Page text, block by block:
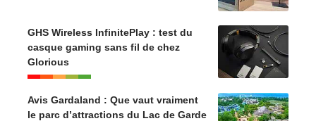
GHS Wireless InfinitePlay : test du
casque gaming sans fil de chez
Glorious
Avis Gardaland : Que vaut vraiment
le parc d’attractions du Lac de Garde